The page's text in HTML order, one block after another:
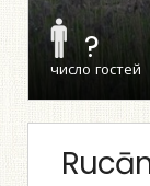
?
число гостей